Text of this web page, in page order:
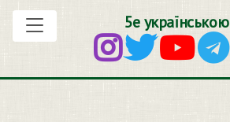
5е українською